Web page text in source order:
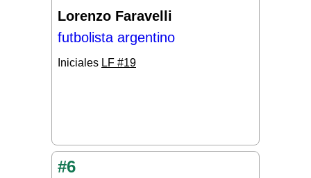
Lorenzo Faravelli
futbolista argentino
Iniciales LF #19
#6